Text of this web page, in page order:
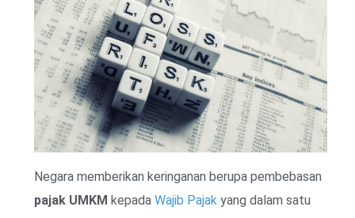
Negara memberikan keringanan berupa pembebasan
pajak UMKM kepada Wajib Pajak yang dalam satu